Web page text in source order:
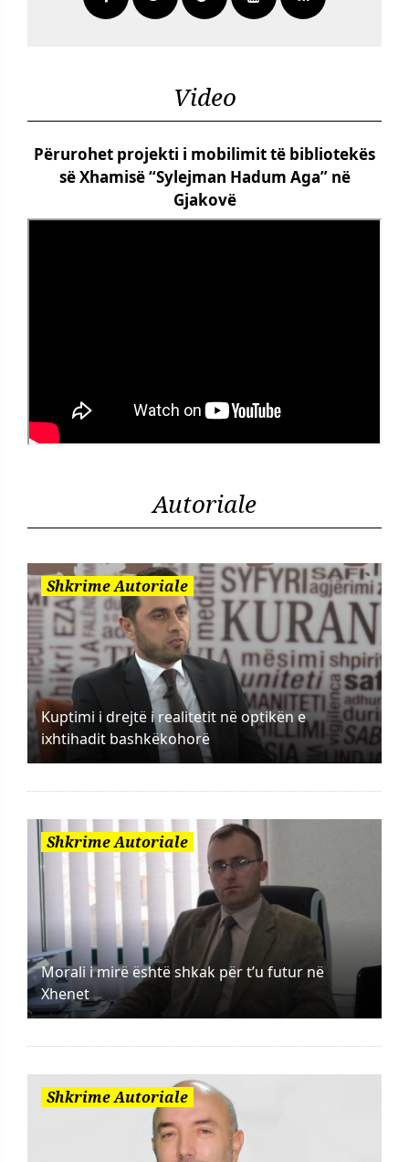
Video
Përurohet projekti i mobilimit të bibliotekës
së Xhamisë “Sylejman Hadum Aga” në
Gjakovë
Autoriale
Shkrime Autoriale
Kuptimi i drejtë i realitetit në optikën e
ixhtihadit bashkëkohorë
Shkrime Autoriale
Morali i mirë është shkak për t’u futur në
Xhenet
Shkrime Autoriale